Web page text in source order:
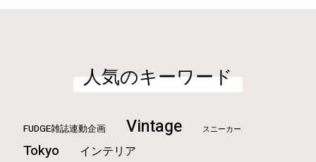
人気のキーワード
FUDGE雑誌連動企画 Vintage スニーカー
Tokyo インテリア